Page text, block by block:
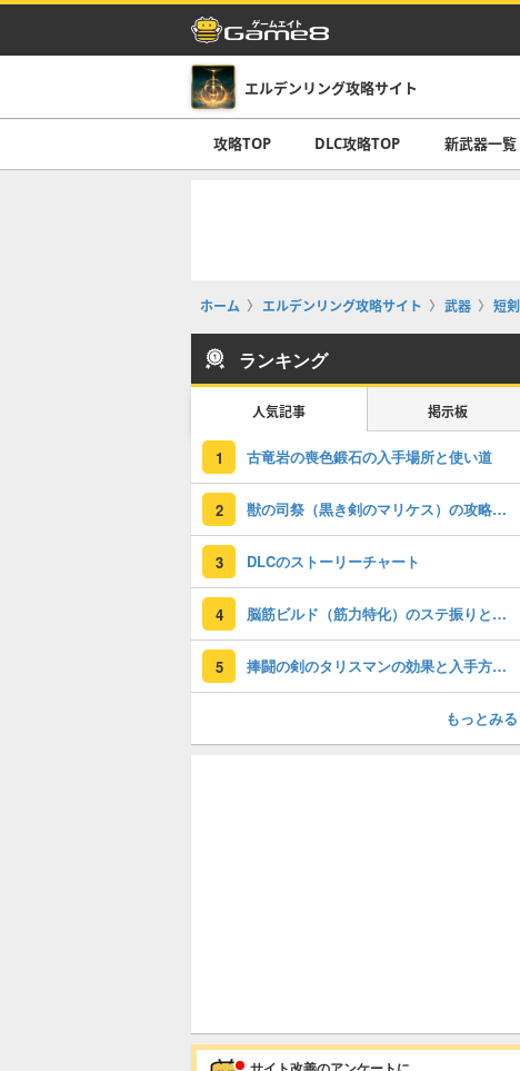
エルデンリング攻略サイト
攻略TOP DLC攻略TOP 新武器一覧
ホーム エルデンリング攻略サイト 武器 短剣
ランキング
人気記事 掲示板
1 古竜岩の喪色鍛石の入手場所と使い道
2 獣の司祭（黒き剣のマリケス）の攻略と出現場所
3 DLCのストーリーチャート
4 脳筋ビルド（筋力特化）のステ振りとおすすめ武器
5 捧闘の剣のタリスマンの効果と入手方法｜タリスマン
もっとみる